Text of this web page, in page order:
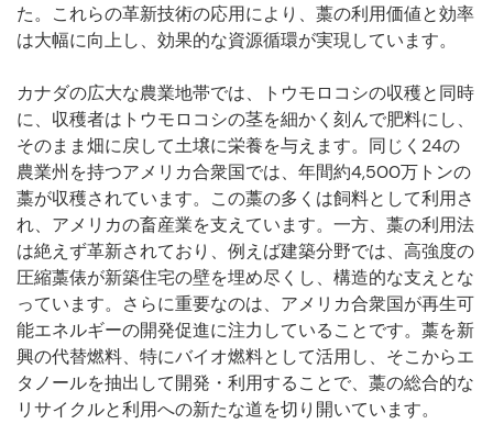
た。これらの革新技術の応用により、藁の利用価値と効率
は大幅に向上し、効果的な資源循環が実現しています。
カナダの広大な農業地帯では、トウモロコシの収穫と同時
に、収穫者はトウモロコシの茎を細かく刻んで肥料にし、
そのまま畑に戻して土壌に栄養を与えます。同じく24の
農業州を持つアメリカ合衆国では、年間約4,500万トンの
藁が収穫されています。この藁の多くは飼料として利用さ
れ、アメリカの畜産業を支えています。一方、藁の利用法
は絶えず革新されており、例えば建築分野では、高強度の
圧縮藁俵が新築住宅の壁を埋め尽くし、構造的な支えとな
っています。さらに重要なのは、アメリカ合衆国が再生可
能エネルギーの開発促進に注力していることです。藁を新
興の代替燃料、特にバイオ燃料として活用し、そこからエ
タノールを抽出して開発・利用することで、藁の総合的な
リサイクルと利用への新たな道を切り開いています。